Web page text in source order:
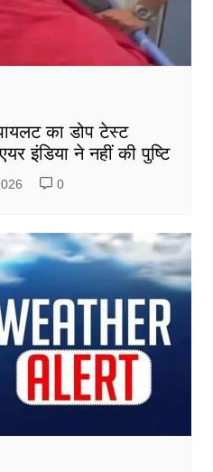
का डोप टेस्ट
इंडिया ने नहीं की पुष्टि
0